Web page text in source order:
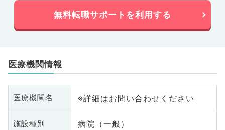
無料転職サポートを利用する
医療機関情報
医療機関名 ※詳細はお問い合わせください
施設種別 病院（一般）